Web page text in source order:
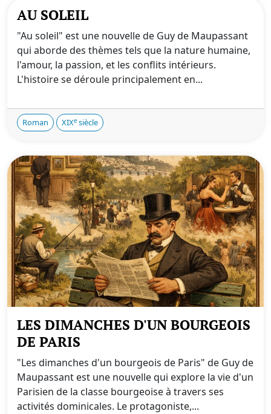
AU SOLEIL
"Au soleil" est une nouvelle de Guy de Maupassant
qui aborde des thèmes tels que la nature humaine,
l'amour, la passion, et les conflits intérieurs.
L'histoire se déroule principalement en...
Roman XIXe siècle
LES DIMANCHES D'UN BOURGEOIS
DE PARIS
"Les dimanches d'un bourgeois de Paris" de Guy de
Maupassant est une nouvelle qui explore la vie d'un
Parisien de la classe bourgeoise à travers ses
activités dominicales. Le protagoniste,...